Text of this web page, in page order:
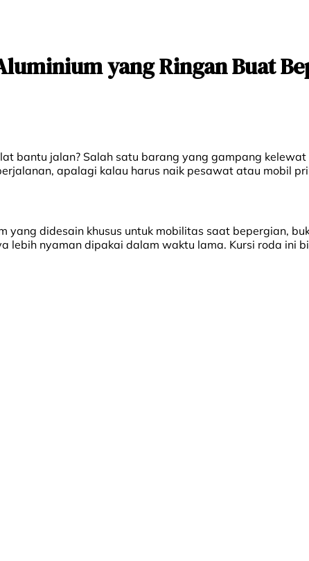
yang Ringan Buat
bantu jalan? Salah satu barang yang gampang
apalagi kalau harus naik pesawat atau mobil
yang didesain khusus untuk mobilitas saat bepergian,
nyaman dipakai dalam waktu lama. Kursi roda ini